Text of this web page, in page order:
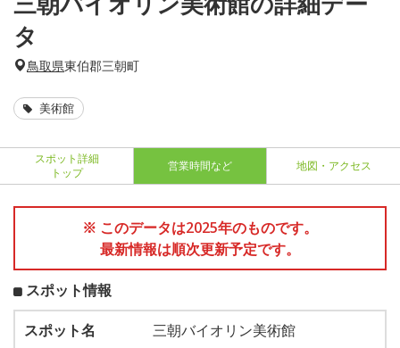
タ
鳥取県東伯郡三朝町
美術館
スポット詳細
トップ
営業時間など 地図・アクセス
※ このデータは2025年のものです。
最新情報は順次更新予定です。
スポット情報
スポット名
三朝バイオリン美術館